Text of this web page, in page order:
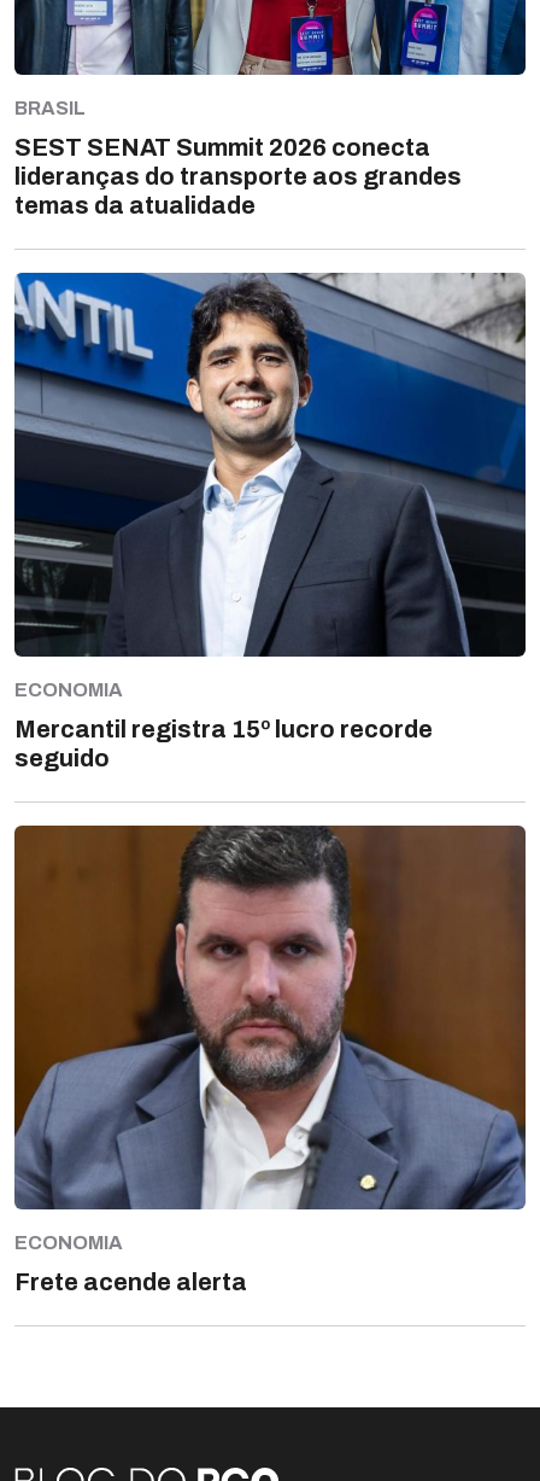
BRASIL
SEST SENAT Summit 2026 conecta
lideranças do transporte aos grandes
temas da atualidade
ECONOMIA
Mercantil registra 15º lucro recorde
seguido
ECONOMIA
Frete acende alerta